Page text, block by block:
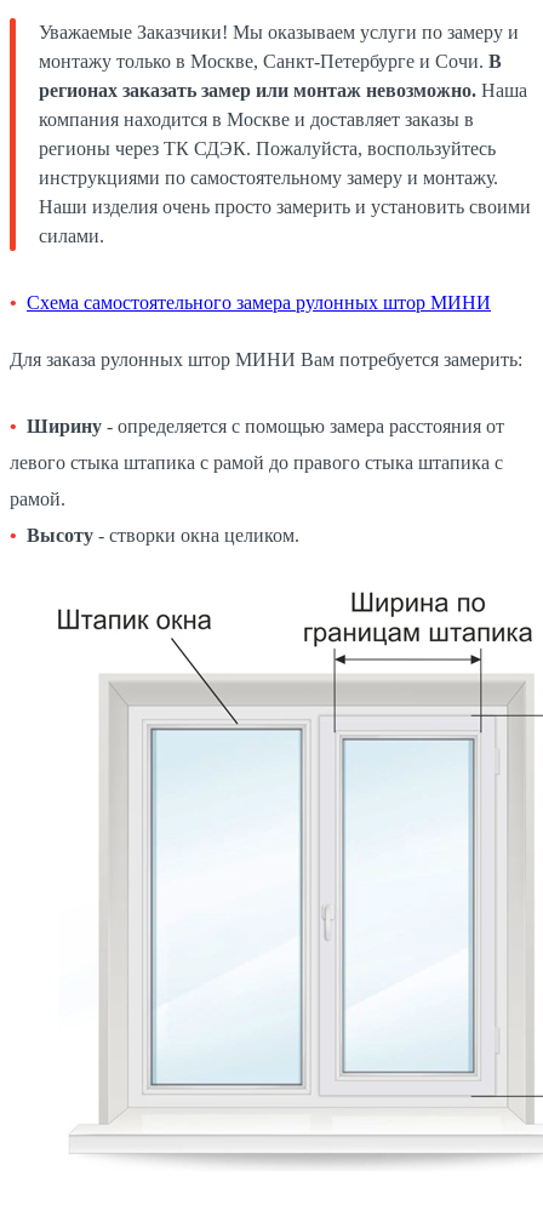
Уважаемые Заказчики! Мы оказываем услуги по замеру и
монтажу только в Москве, Санкт-Петербурге и Сочи. В
регионах заказать замер или монтаж невозможно. Наша
компания находится в Москве и доставляет заказы в
регионы через ТК СДЭК. Пожалуйста, воспользуйтесь
инструкциями по самостоятельному замеру и монтажу.
Наши изделия очень просто замерить и установить своими
силами.
Схема самостоятельного замера рулонных штор МИНИ
Для заказа рулонных штор МИНИ Вам потребуется замерить:
Ширину - определяется с помощью замера расстояния от
левого стыка штапика с рамой до правого стыка штапика с
рамой.
Высоту - створки окна целиком.